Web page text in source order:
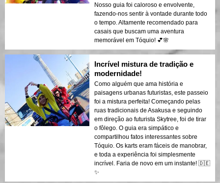
Nosso guia foi caloroso e envolvente,
fazendo-nos sentir à vontade durante todo
o tempo. Altamente recomendado para
casais que buscam uma aventura
memorável em Tóquio! 💕🌸
Incrível mistura de tradição e
modernidade!
Como alguém que ama história e
paisagens urbanas futuristas, este passeio
foi a mistura perfeita! Começando pelas
ruas tradicionais de Asakusa e seguindo
em direção ao futurista Skytree, foi de tirar
o fôlego. O guia era simpático e
compartilhou fatos interessantes sobre
Tóquio. Os karts eram fáceis de manobrar,
e toda a experiência foi simplesmente
incrível. Faria de novo em um instante! 🇩🇪
✨